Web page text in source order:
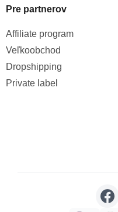
Pre partnerov
Affiliate program
Veľkoobchod
Dropshipping
Private label